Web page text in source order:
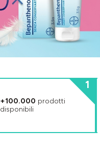
+100.000 prodotti
disponibili